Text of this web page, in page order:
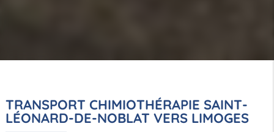
TRANSPORT CHIMIOTHÉRAPIE SAINT-
LÉONARD-DE-NOBLAT VERS LIMOGES